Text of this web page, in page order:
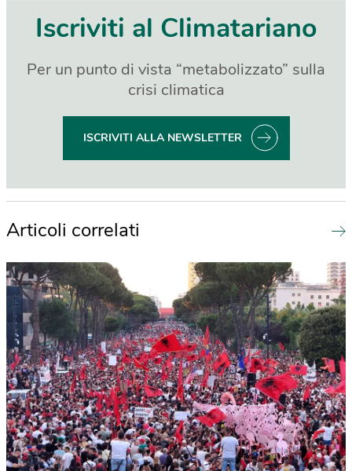
Iscriviti al Climatariano
Per un punto di vista “metabolizzato” sulla
crisi climatica
ISCRIVITI ALLA NEWSLETTER
Articoli correlati